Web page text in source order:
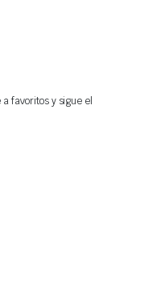
favoritos y sigue el